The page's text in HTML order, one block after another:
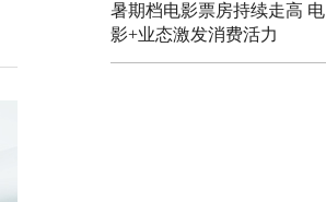
暑期档电影票房持续走高 电
影+业态激发消费活力